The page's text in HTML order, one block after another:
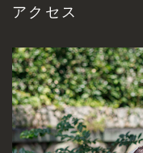
アクセス